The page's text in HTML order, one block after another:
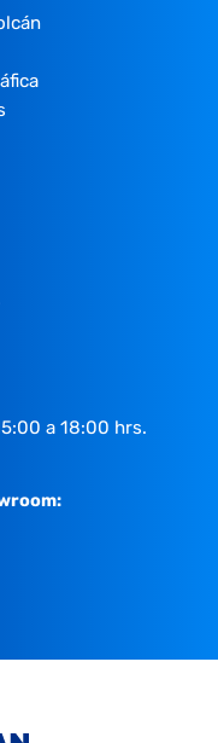
a 18:00 hrs.